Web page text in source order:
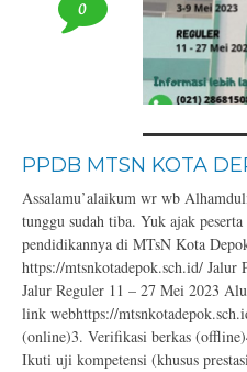
0
PPDB MTSN KOTA
Assalamu’alaikum wr wb
tunggu sudah tiba. Yuk ajak
pendidikannya di MTsN Kota
https://mtsnkotadepok.sch.id/
Jalur Reguler 11 – 27 Mei 2023
link webhttps://
(online)3. Verifikasi berkas
Ikuti uji kompetensi (khusus